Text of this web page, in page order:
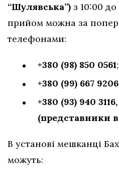
“Шулявська”) з 10:00
прийом можна за
телефонами:
+380 (98) 850 0561;
+380 (99) 667
+380 (93) 940 3116,
(представники
В установі мешканці
можуть: